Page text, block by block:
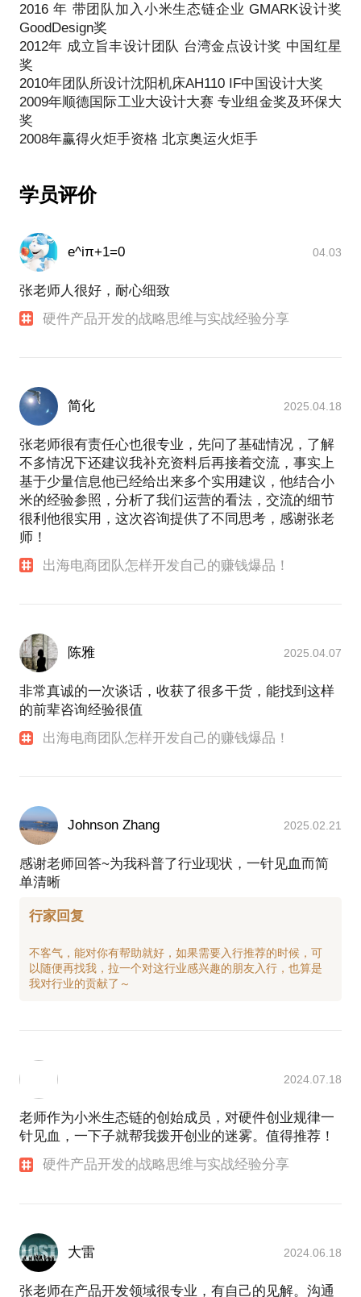
2016 年 带团队加入小米生态链企业 GMARK设计奖
GoodDesign奖
2012年 成立旨丰设计团队 台湾金点设计奖 中国红星
奖
2010年团队所设计沈阳机床AH110 IF中国设计大奖
2009年顺德国际工业大设计大赛 专业组金奖及环保大
奖
学员评价
e^iπ+1=0 04.03
张老师人很好，耐心细致
硬件产品开发的战略思维与实战经验分享
简化 2025.04.18
张老师很有责任心也很专业，先问了基础情况，了解
不多情况下还建议我补充资料后再接着交流，事实上
基于少量信息他已经给出来多个实用建议，他结合小
米的经验参照，分析了我们运营的看法，交流的细节
很利他很实用，这次咨询提供了不同思考，感谢张老
师！
出海电商团队怎样开发自己的赚钱爆品！
陈雅 2025.04.07
非常真诚的一次谈话，收获了很多干货，能找到这样
的前辈咨询经验很值
出海电商团队怎样开发自己的赚钱爆品！
Johnson Zhang 2025.02.21
感谢老师回答~为我科普了行业现状，一针见血而简
单清晰
行家回复
不客气，能对你有帮助就好，如果需要入行推荐的时候，可
以随便再找我，拉一个对这行业感兴趣的朋友入行，也算是
2024.07.18
老师作为小米生态链的创始成员，对硬件创业规律一
针见血，一下子就帮我拨开创业的迷雾。值得推荐！
硬件产品开发的战略思维与实战经验分享
大雷 2024.06.18
张老师在产品开发领域很专业，有自己的见解。沟通